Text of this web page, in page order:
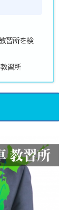
習所を検
習所